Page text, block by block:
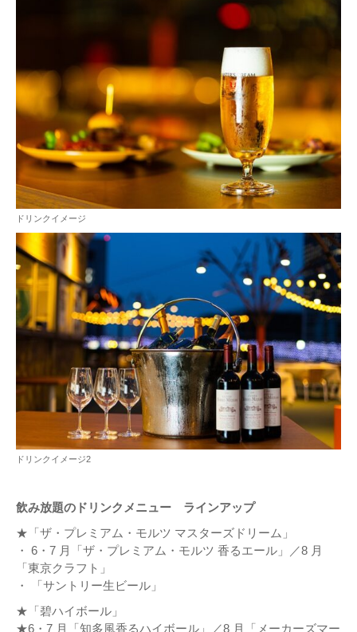
ドリンクイメージ
ドリンクイメージ2
飲み放題のドリンクメニュー ラインアップ
★「ザ・プレミアム・モルツ マスターズドリーム」
・ 6・7 月「ザ・プレミアム・モルツ 香るエール」／8 月
「東京クラフト」
・ 「サントリー生ビール」
★「碧ハイボール」
★6・7 月「知多風香るハイボール」／8 月「メーカーズマー